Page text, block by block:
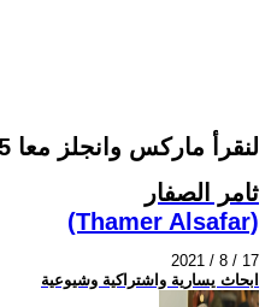
لنقرأ ماركس وانجلز معا 15
ثامر الصفار
(Thamer Alsafar)
2021 / 8 / 17
ابحاث يسارية واشتراكية وشيوعية